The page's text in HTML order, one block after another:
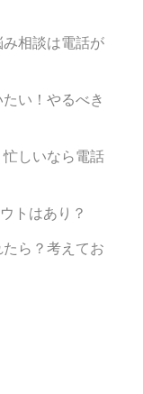
相談は電話が
い！やるべき
しいなら電話
トはあり？
ら？考えてお